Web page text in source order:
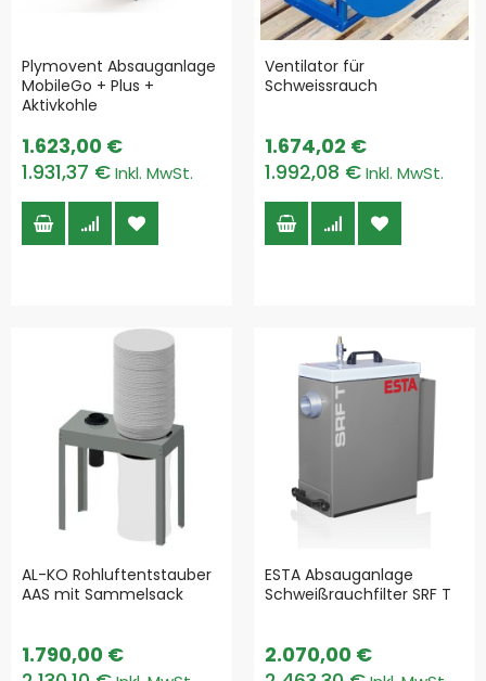
Plymovent Absauganlage
MobileGo + Plus +
Aktivkohle
1.931,37 €
1.623,00 €
Ventilator für
Schweissrauch
1.992,08 €
1.674,02 €
AL-KO Rohluftentstauber
AAS mit Sammelsack
1.790,00 €
ESTA Absauganlage
Schweißrauchfilter SRF T
2.070,00 €